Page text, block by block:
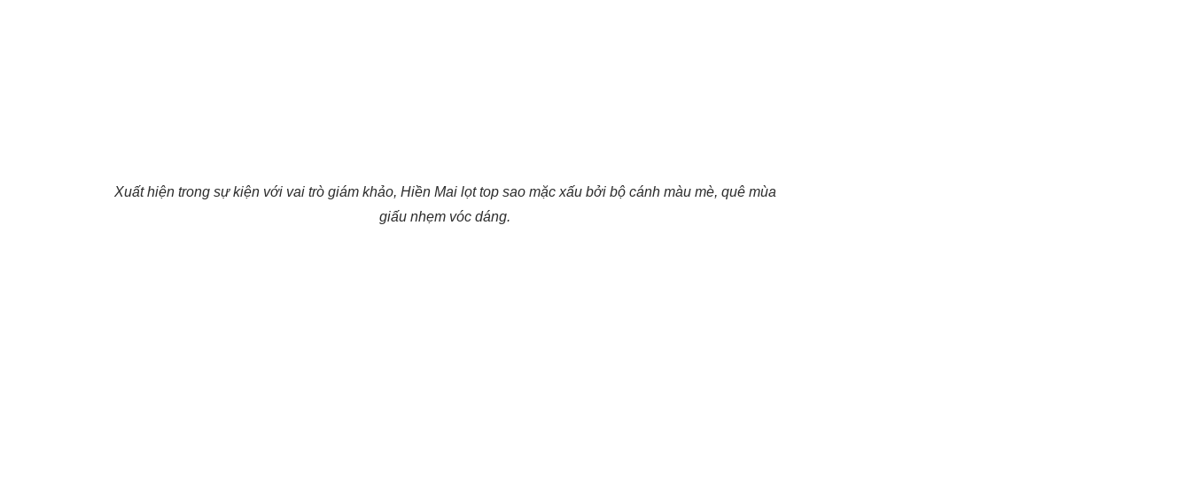
Xuất hiện trong sự kiện với vai trò giám khảo, Hiền Mai lọt top sao mặc xấu bởi bộ cánh màu mè, quê mùa
giấu nhẹm vóc dáng.